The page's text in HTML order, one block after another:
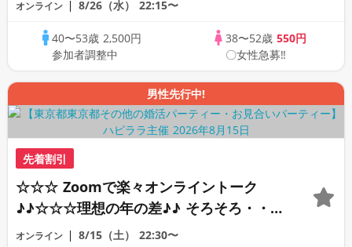
PARTY!!
オンライン 8/26（水） 22:15〜
40〜53歳 2,500円
参加者調整中
38〜52歳 550円
〇女性急募‼
男性先行中!
先着割引
☆☆☆ Zoomで楽々オンライントーク
♪♪☆☆☆理想の年の差♪♪ そろそろ・・・
素敵な恋人見つけたい♪ ♪☆カジュアルな
オンライン 8/15（土） 22:30〜